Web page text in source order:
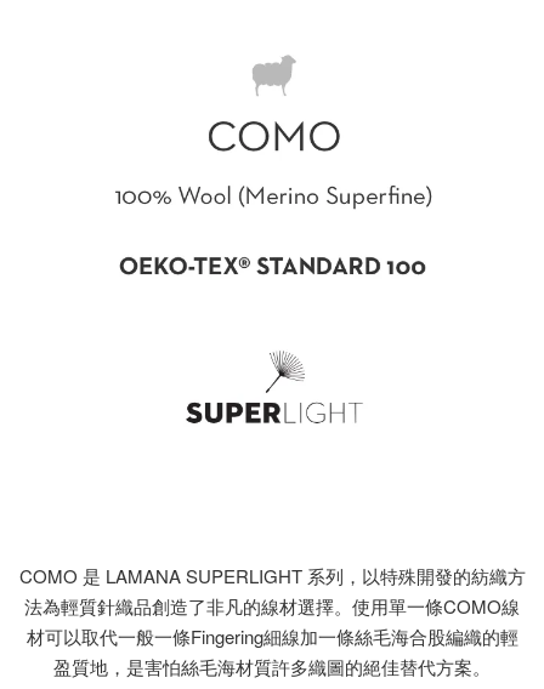
COMO 是 LAMANA SUPERLIGHT 系列，以特殊開發的紡織方
法為輕質針織品創造了非凡的線材選擇。使用單一條COMO線
材可以取代一般一條Fingering細線加一條絲毛海合股編織的輕
盈質地，是害怕絲毛海材質許多織圖的絕佳替代方案。